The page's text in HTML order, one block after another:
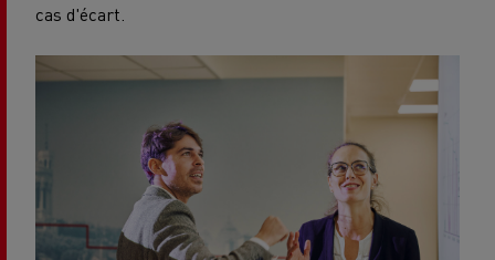
cas d'écart.